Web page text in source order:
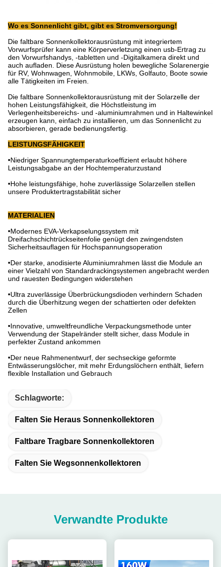
Wo es Sonnenlicht gibt, gibt es Stromversorgung!
Die faltbare Sonnenkollektorausrüstung mit integriertem
Vorwurfsprüfer kann eine Körperverletzung einen usb-Ertrag zu
den Vorwurfshandys, -tabletten und -Digitalkamera direkt und
auch aufladen. Diese Ausrüstung holen bewegliche Solarenergie
für RV, Wohnwagen, Wohnmobile, LKWs, Golfauto, Boote sowie
alle Tätigkeiten im Freien.
Die faltbare Sonnenkollektorausrüstung mit der Solarzelle der
hohen Leistungsfähigkeit, die Höchstleistung im
Verlegenheitsbereichs- und -aluminiumrahmen und in Haltewinkel
erzeugen kann, einfach zu installieren, um das Sonnenlicht zu
absorbieren, gerade bedienungsfertig.
LEISTUNGSFÄHIGKEIT
•Niedriger Spannungtemperaturkoeffizient erlaubt höhere
Leistungsabgabe an der Hochtemperaturzustand
•Hohe leistungsfähige, hohe zuverlässige Solarzellen stellen
unsere Produktertragstabilität sicher
MATERIALIEN
•Modernes EVA-Verkapselungssystem mit
Dreifachschichtrückseitenfolie genügt den zwingendsten
Sicherheitsauflagen für Hochspannungsoperation
•Der starke, anodisierte Aluminiumrahmen lässt die Module an
einer Vielzahl von Standardrackingsystemen angebracht werden
und rauesten Bedingungen widerstehen
•Ultra zuverlässige Überbrückungsdioden verhindern Schaden
durch die Überhitzung wegen der schattierten oder defekten
Zellen
•Innovative, umweltfreundliche Verpackungsmethode unter
Verwendung der Stapelränder stellt sicher, dass Module in
perfekter Zustand ankommen
•Der neue Rahmenentwurf, der sechseckige geformte
Entwässerungslöcher, mit mehr Erdungslöchern enthält, liefern
flexible Installation und Gebrauch
Schlagworte:
Falten Sie Heraus Sonnenkollektoren
Faltbare Tragbare Sonnenkollektoren
Falten Sie Wegsonnenkollektoren
Verwandte Produkte